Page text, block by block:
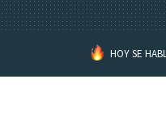
HOY SE